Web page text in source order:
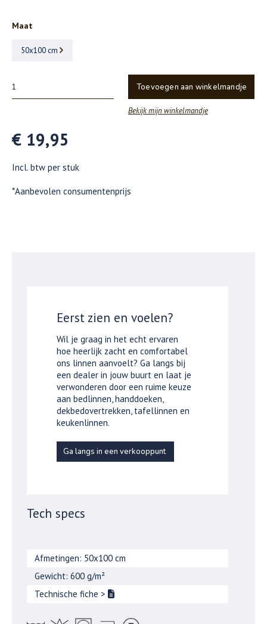
Maat
50x100 cm
Toevoegen aan winkelmandje
Bekijk mijn winkelmandje
€ 19,95
Incl. btw per stuk
*Aanbevolen consumentenprijs
Eerst zien en voelen?
Wil je graag in het echt ervaren
hoe heerlijk zacht en comfortabel
ons linnen aanvoelt? Ga langs bij
een dealer in jouw buurt en laat je
verwonderen door een ruime keuze
aan bedlinnen, handdoeken,
dekbedovertrekken, tafellinnen en
keukenlinnen.
Ga langs in een verkooppunt
Tech specs
Afmetingen: 50x100 cm
Gewicht: 600 g/m²
Technische fiche >